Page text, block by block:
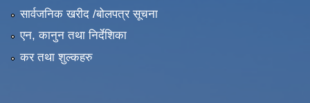
सार्वजनिक खरीद /बोलपत्र सूचना
एन, कानुन तथा निर्देशिका
कर तथा शुल्कहरु